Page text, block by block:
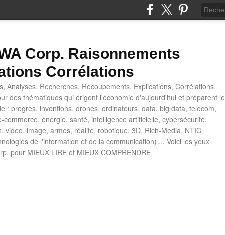
Corp. Raisonnements
Corrélations
Analyses, Recherches, Recoupements, Explications, Corrélations,
des thématiques qui érigent l'économie d'aujourd'hui et préparent le
: progrès, inventions, drones, ordinateurs, data, big data, telecom,
commerce, énergie, santé, intelligence artificielle, cybersécurité,
video, image, armes, réalité, robotique, 3D, Rich-Media, NTIC
de l'information et de la communication) ... Voici les yeux
pour MIEUX LIRE et MIEUX COMPRENDRE